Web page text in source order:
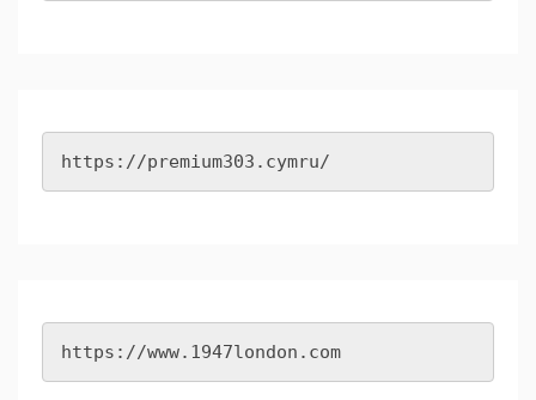
https://premium303.cymru/
https://www.1947london.com